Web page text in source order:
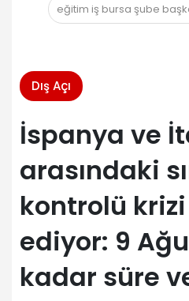
eğitim iş bursa şube
Dış Açı
İspanya ve
arasındaki
kontrolü
ediyor: 9
kadar süre